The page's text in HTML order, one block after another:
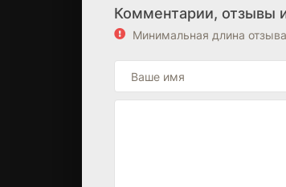
Комментарии, отзывы
Минимальная длина